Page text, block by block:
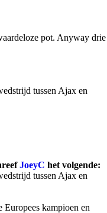
pot. Anyway drie
tussen Ajax en
JoeyC het volgende:
tussen Ajax en
Europees kampioen en